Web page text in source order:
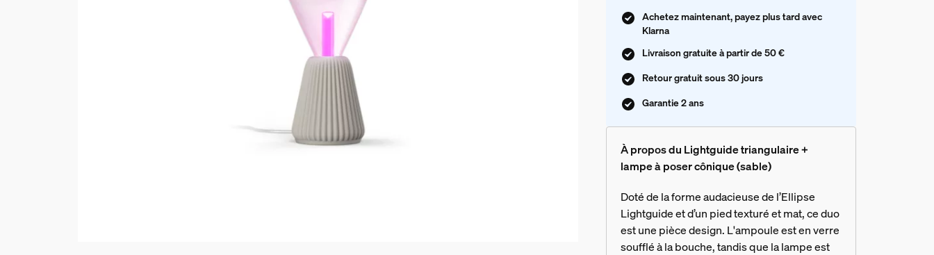
Achetez maintenant, payez plus tard avec
Klarna
Livraison gratuite à partir de 50 €
Retour gratuit sous 30 jours
Garantie 2 ans
À propos du Lightguide triangulaire +
lampe à poser cônique (sable)
Doté de la forme audacieuse de l’Ellipse
Lightguide et d’un pied texturé et mat, ce duo
est une pièce design. L'ampoule est en verre
soufflé à la bouche, tandis que la lampe est